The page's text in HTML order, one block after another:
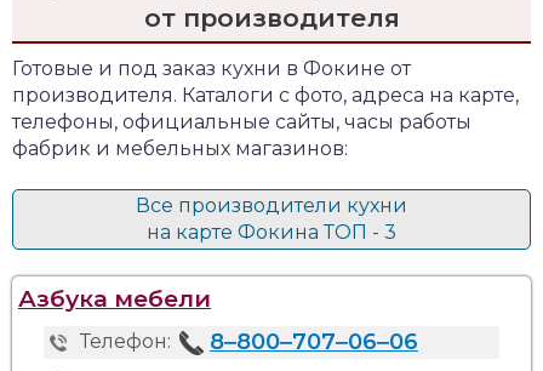
от производителя
Готовые и под заказ кухни в Фокине от
производителя. Каталоги с фото, адреса на карте,
телефоны, официальные сайты, часы работы
фабрик и мебельных магазинов:
Все производители кухни
на карте Фокина ТОП - 3
Азбука мебели
Телефон: 8‒800‒707‒06‒06